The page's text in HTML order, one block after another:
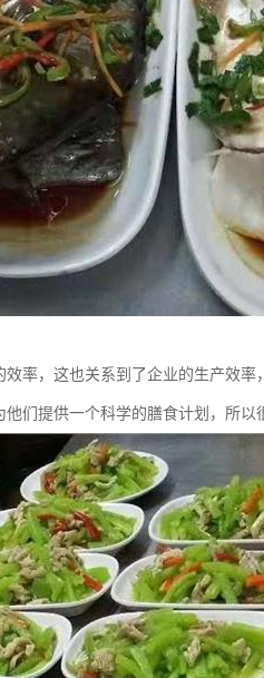
率，这也关系到了企业的生产效
们提供一个科学的膳食计划，所以